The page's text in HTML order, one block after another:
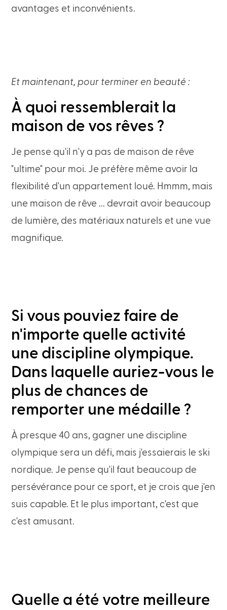
avantages et inconvénients.
Et maintenant, pour terminer en beauté :
À quoi ressemblerait la
maison de vos rêves ?
Je pense qu'il n'y a pas de maison de rêve
"ultime" pour moi. Je préfère même avoir la
flexibilité d'un appartement loué. Hmmm, mais
une maison de rêve ... devrait avoir beaucoup
de lumière, des matériaux naturels et une vue
magnifique.
Si vous pouviez faire de
n'importe quelle activité
une discipline olympique.
Dans laquelle auriez-vous le
plus de chances de
remporter une médaille ?
À presque 40 ans, gagner une discipline
olympique sera un défi, mais j'essaierais le ski
nordique. Je pense qu'il faut beaucoup de
persévérance pour ce sport, et je crois que j'en
suis capable. Et le plus important, c'est que
c'est amusant.
Quelle a été votre meilleure